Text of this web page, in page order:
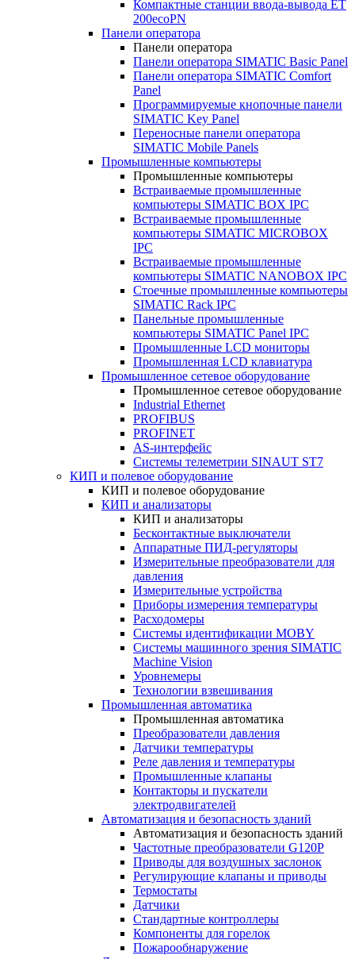
Компактные станции ввода-вывода ET
200ecoPN
Панели оператора
Панели оператора
Панели оператора SIMATIC Basic Panel
Панели оператора SIMATIC Comfort
Panel
Программируемые кнопочные панели
SIMATIC Key Panel
Переносные панели оператора
SIMATIC Mobile Panels
Промышленные компьютеры
Промышленные компьютеры
Встраиваемые промышленные
компьютеры SIMATIC BOX IPC
Встраиваемые промышленные
компьютеры SIMATIC MICROBOX
IPC
Встраиваемые промышленные
компьютеры SIMATIC NANOBOX IPC
Стоечные промышленные компьютеры
SIMATIC Rack IPC
Панельные промышленные
компьютеры SIMATIC Panel IPC
Промышленные LCD мониторы
Промышленная LCD клавиатура
Промышленное сетевое оборудование
Промышленное сетевое оборудование
Industrial Ethernet
PROFIBUS
PROFINET
AS-интерфейс
Системы телеметрии SINAUT ST7
КИП и полевое оборудование
КИП и полевое оборудование
КИП и анализаторы
КИП и анализаторы
Бесконтактные выключатели
Аппаратные ПИД-регуляторы
Измерительные преобразователи для
давления
Измерительные устройства
Приборы измерения температуры
Расходомеры
Системы идентификации MOBY
Системы машинного зрения SIMATIC
Machine Vision
Уровнемеры
Технологии взвешивания
Промышленная автоматика
Промышленная автоматика
Преобразователи давления
Датчики температуры
Реле давления и температуры
Промышленные клапаны
Контакторы и пускатели
электродвигателей
Автоматизация и безопасность зданий
Автоматизация и безопасность зданий
Частотные преобразователи G120P
Приводы для воздушных заслонок
Регулирующие клапаны и приводы
Термостаты
Датчики
Стандартные контроллеры
Компоненты для горелок
Пожарообнаружение